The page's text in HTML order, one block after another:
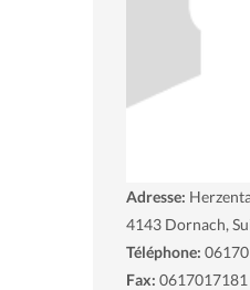
Adresse:
4143 Dornach,
Téléphone:
Fax: 0617017181